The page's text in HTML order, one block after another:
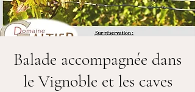
Balade accompagnée dans
le Vignoble et les caves